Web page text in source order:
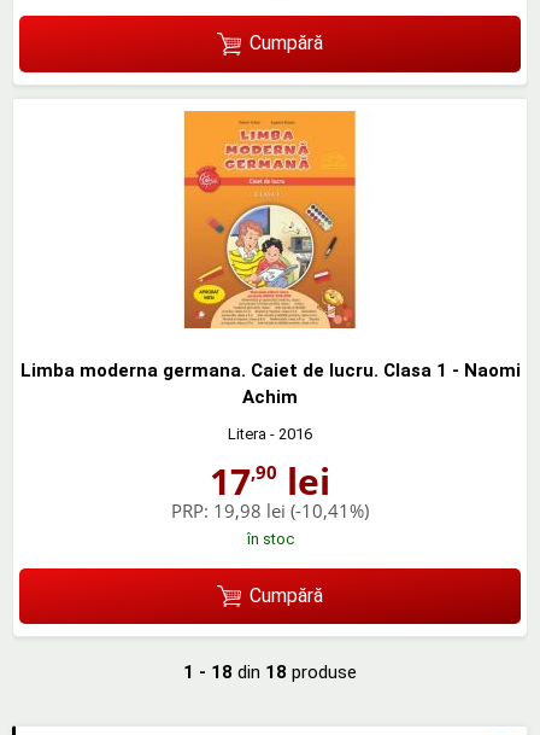
Cumpără
Limba moderna germana. Caiet de lucru. Clasa 1 - Naomi
Achim
Litera - 2016
17,90 lei
PRP: 19,98 lei (-10,41%)
în stoc
Cumpără
1 - 18 din 18 produse